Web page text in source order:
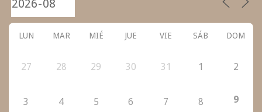
LUN MAR MIÉ JUE VIE SÁB DOM
27 28 29 30 31 1 2
3 4 5 6 7 8 9